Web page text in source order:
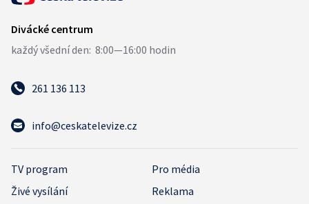
261 136 113
info@ceskatelevize.cz
TV program
Pro média
Živé vysílání
Reklama